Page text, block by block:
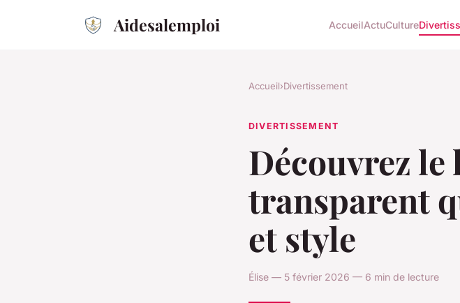
Aidesalemploi AccueilActuCulture
Accueil›Divertissement
DIVERTISSEMENT
Découvrez le
transparent
et style
Élise — 5 février 2026 — 6 min de lecture